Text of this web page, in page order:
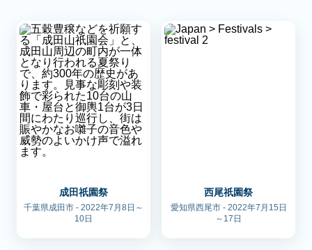
成田祇園祭
千葉県成田市 - 2022年7月8日～
10日
西尾祇園祭
愛知県西尾市 - 2022年7月15日
～17日